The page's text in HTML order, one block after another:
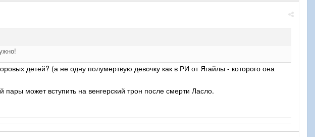
детей? (а не одну полумертвую девочку как в РИ от Ягайлы - которого она
может вступить на венгерский трон после смерти Ласло.